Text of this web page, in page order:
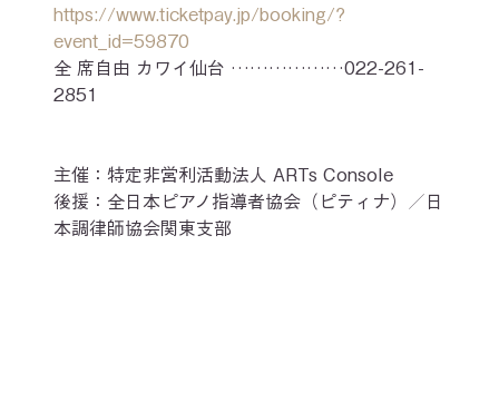
https://www.ticketpay.jp/booking/?
event_id=59870
全 席自由 カワイ仙台 ………………022-261-
2851
主催：特定非営利活動法人 ARTs Console
後援：全日本ピアノ指導者協会（ピティナ）／日
本調律師協会関東支部